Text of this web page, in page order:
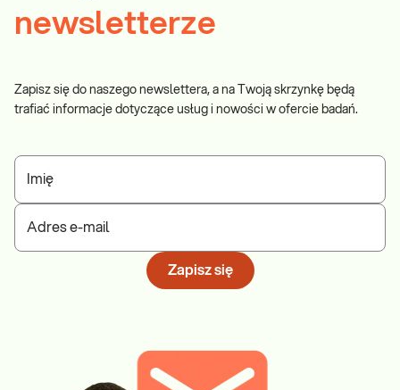
newsletterze
Zapisz się do naszego newslettera, a na Twoją skrzynkę będą
trafiać informacje dotyczące usług i nowości w ofercie badań.
Imię
Adres e-mail
Zapisz się